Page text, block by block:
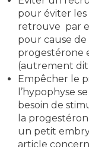
pour éviter les
retrouve par
pour cause
progestérone
(autrement
Empêcher le
l’hypophyse
besoin de
la
un petit
article